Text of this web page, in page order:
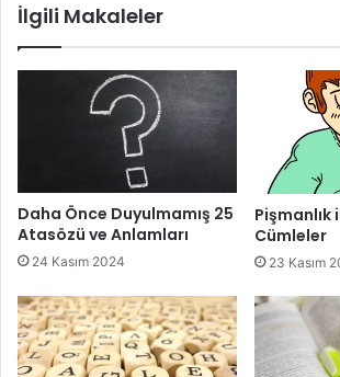
İlgili Makaleler
Daha Önce Duyulmamış 25
Atasözü ve Anlamları
24 Kasım 2024
Pişmanlık
Cümleler
23 Kasım